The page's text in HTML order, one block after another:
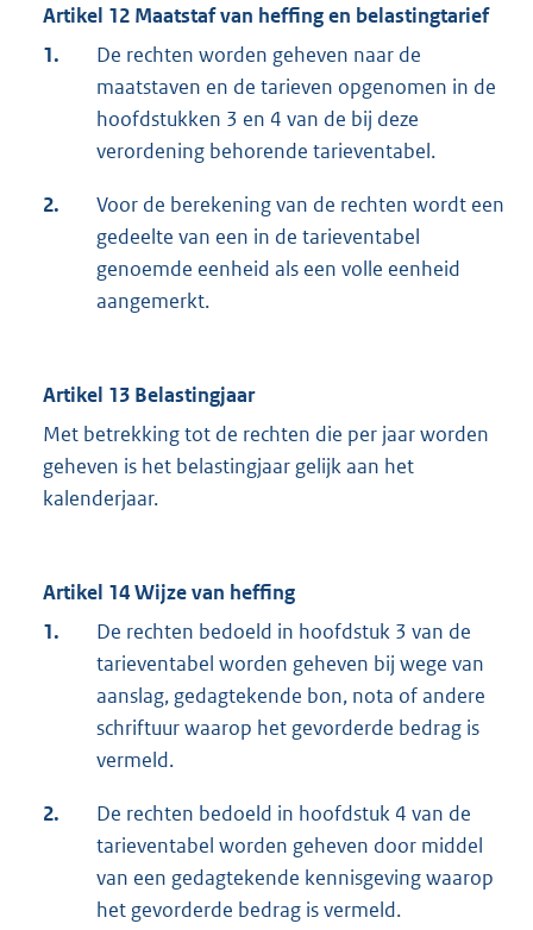
Artikel 12 Maatstaf van heffing en belastingtarief
1.
De rechten worden geheven naar de
maatstaven en de tarieven opgenomen in de
hoofdstukken 3 en 4 van de bij deze
verordening behorende tarieventabel.
2.
Voor de berekening van de rechten wordt een
gedeelte van een in de tarieventabel
genoemde eenheid als een volle eenheid
aangemerkt.
Artikel 13 Belastingjaar
Met betrekking tot de rechten die per jaar worden
geheven is het belastingjaar gelijk aan het
kalenderjaar.
Artikel 14 Wijze van heffing
1.
De rechten bedoeld in hoofdstuk 3 van de
tarieventabel worden geheven bij wege van
aanslag, gedagtekende bon, nota of andere
schriftuur waarop het gevorderde bedrag is
vermeld.
2.
De rechten bedoeld in hoofdstuk 4 van de
tarieventabel worden geheven door middel
van een gedagtekende kennisgeving waarop
het gevorderde bedrag is vermeld.